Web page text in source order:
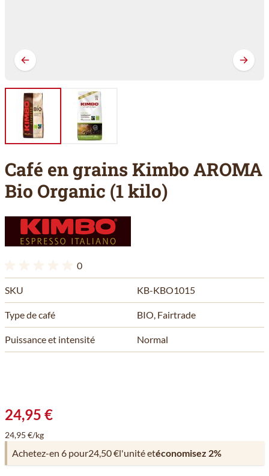
Café en grains Kimbo AROMA
Bio Organic (1 kilo)
0
SKU KB-KBO1015
Type de café BIO, Fairtrade
Puissance et intensité Normal
24,95 €
24,95 €/kg
Achetez-en 6 pour24,50 €l'unité etéconomisez 2%